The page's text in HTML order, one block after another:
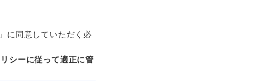
」に同意していただく必
シーに従って適正に管